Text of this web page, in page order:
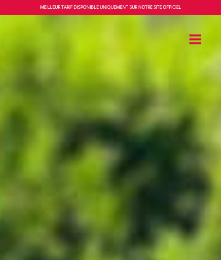
MEILLEUR TARIF DISPONIBLE UNIQUEMENT SUR NOTRE SITE OFFICIEL
Panneau de gestion des cookies